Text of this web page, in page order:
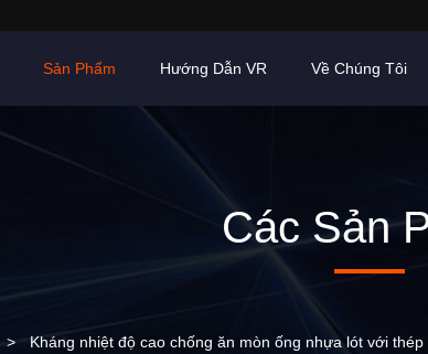
Sản Phẩm Hướng Dẫn VR Về Chúng Tôi
Các Sản
> Kháng nhiệt độ cao chống ăn mòn ống nhựa lót với